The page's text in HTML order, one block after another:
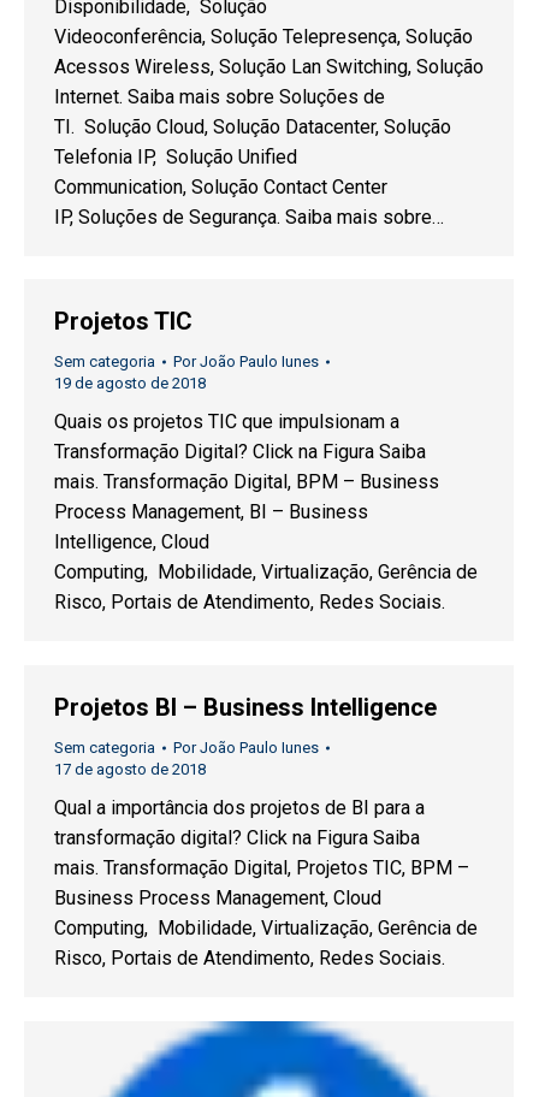
Disponibilidade, Solução
Videoconferência, Solução Telepresença, Solução
Acessos Wireless, Solução Lan Switching, Solução
Internet. Saiba mais sobre Soluções de
TI. Solução Cloud, Solução Datacenter, Solução
Telefonia IP, Solução Unified
Communication, Solução Contact Center
IP, Soluções de Segurança. Saiba mais sobre…
Projetos TIC
Sem categoria PorJoão Paulo Iunes
19 de agosto de 2018
Quais os projetos TIC que impulsionam a
Transformação Digital? Click na Figura Saiba
mais. Transformação Digital, BPM – Business
Process Management, BI – Business
Intelligence, Cloud
Computing, Mobilidade, Virtualização, Gerência de
Risco, Portais de Atendimento, Redes Sociais.
Projetos BI – Business Intelligence
Sem categoria PorJoão Paulo Iunes
17 de agosto de 2018
Qual a importância dos projetos de BI para a
transformação digital? Click na Figura Saiba
mais. Transformação Digital, Projetos TIC, BPM –
Business Process Management, Cloud
Computing, Mobilidade, Virtualização, Gerência de
Risco, Portais de Atendimento, Redes Sociais.